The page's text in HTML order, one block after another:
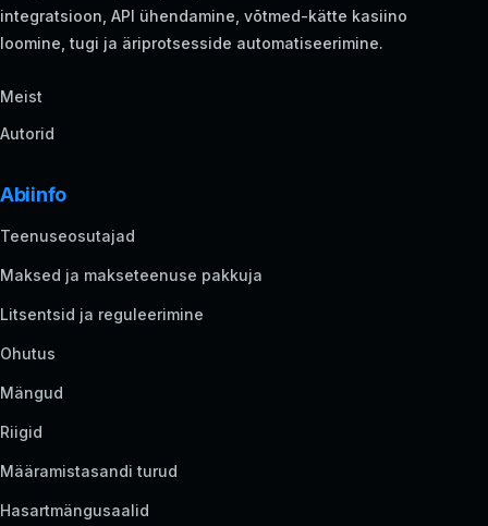
integratsioon, API ühendamine, võtmed-kätte kasiino
loomine, tugi ja äriprotsesside automatiseerimine.
Meist
Autorid
Abiinfo
Teenuseosutajad
Maksed ja makseteenuse pakkuja
Litsentsid ja reguleerimine
Ohutus
Mängud
Riigid
Määramistasandi turud
Hasartmängusaalid